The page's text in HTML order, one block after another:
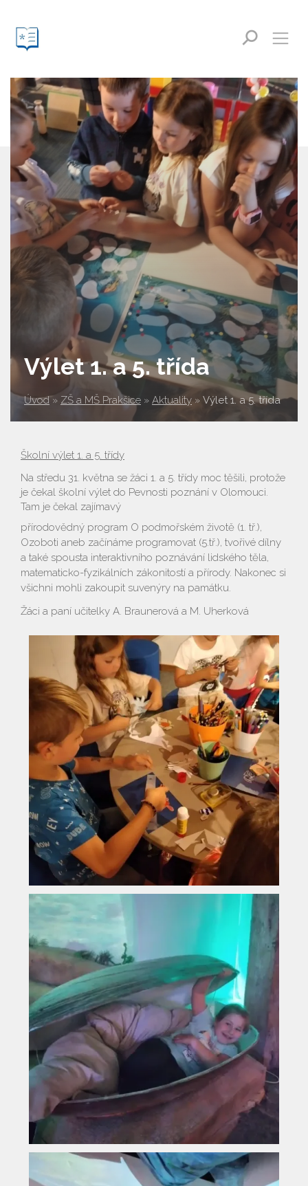
Výlet 1. a 5. třída
Úvod » ZŠ a MŠ Prakšice » Aktuality » Výlet 1. a 5. třída
Školní výlet 1. a 5. třídy
Na středu 31. května se žáci 1. a 5. třídy moc těšili, protože
je čekal školní výlet do Pevnosti poznání v Olomouci.
Tam je čekal zajímavý
přírodovědný program O podmořském životě (1. tř.),
Ozoboti aneb začínáme programovat (5.tř.), tvořivé dílny
a také spousta interaktivního poznávání lidského těla,
matematicko-fyzikálních zákonitostí a přírody. Nakonec si
všichni mohli zakoupit suvenýry na památku.
Žáci a paní učitelky A. Braunerová a M. Uherková